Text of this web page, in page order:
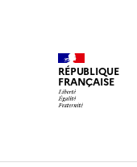
RÉPUBLIQUE
FRANÇAISE